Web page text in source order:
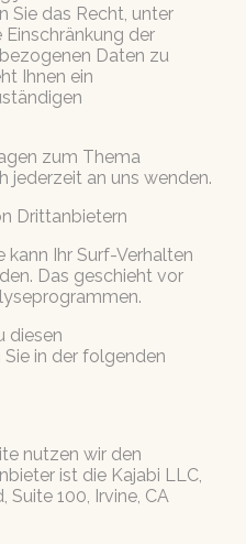
Sie das Recht, unter
der
Daten zu
Ihnen ein
zum Thema
jederzeit an uns wenden.
Dritt­anbietern
kann Ihr Surf-Verhalten
Das geschieht vor
diesen
in der folgenden
nutzen wir den
ist die Kajabi LLC,
Suite 100, Irvine, CA